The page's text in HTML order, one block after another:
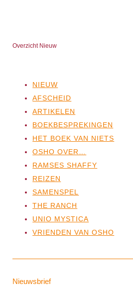
Overzicht Nieuw
NIEUW
AFSCHEID
ARTIKELEN
BOEKBESPREKINGEN
HET BOEK VAN NIETS
OSHO OVER…
RAMSES SHAFFY
REIZEN
SAMENSPEL
THE RANCH
UNIO MYSTICA
VRIENDEN VAN OSHO
Nieuwsbrief